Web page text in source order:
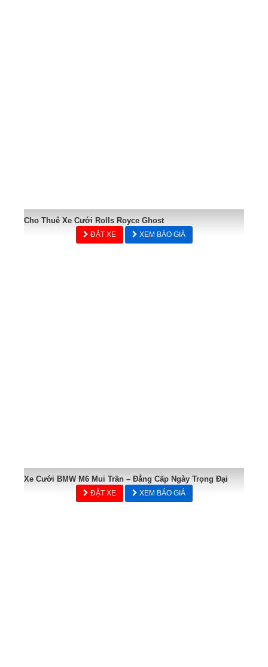
Cho Thuê Xe Cưới Rolls Royce Ghost
ĐẶT XE XEM BÁO GIÁ
Xe Cưới BMW M6 Mui Trần – Đẳng Cấp Ngày Trọng Đại
ĐẶT XE XEM BÁO GIÁ